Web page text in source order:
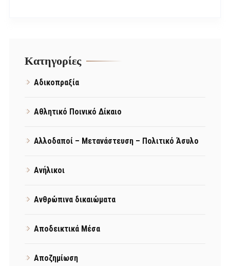
Kατηγορίες
Αδικοπραξία
Αθλητικό Ποινικό Δίκαιο
Αλλοδαποί – Μετανάστευση – Πολιτικό Άσυλο
Ανήλικοι
Ανθρώπινα δικαιώματα
Αποδεικτικά Μέσα
Αποζημίωση